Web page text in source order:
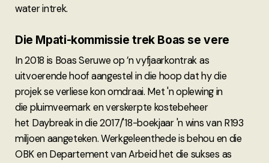
water intrek.
Die Mpati-kommissie trek Boas se vere
In 2018 is Boas Seruwe op ’n vyfjaarkontrak as
uitvoerende hoof aangestel in die hoop dat hy die
projek se verliese kon omdraai. Met 'n oplewing in
die pluimveemark en verskerpte kostebeheer
het Daybreak in die 2017/'18-boekjaar 'n wins van R193
miljoen aangeteken. Werkgeleenthede is behou en die
OBK en Departement van Arbeid het die sukses as